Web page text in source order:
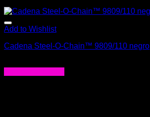
Add to Wishlist
Cadena Steel-O-Chain™ 9809/110 negro